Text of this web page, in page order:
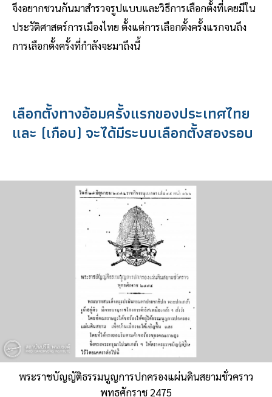
จึงอยากชวนกันมาสำรวจรูปแบบและวิธีการเลือกตั้งที่เคยมีใน
ประวัติศาสตร์การเมืองไทย ตั้งแต่การเลือกตั้งครั้งแรกจนถึง
การเลือกตั้งครั้งที่กำลังจะมาถึงนี้
เลือกตั้งทางอ้อมครั้งแรกของประเทศไทย
และ (เกือบ) จะได้มีระบบเลือกตั้งสองรอบ
พระราชบัญญัติธรรมนูญการปกครองแผ่นดินสยามชั่วคราว
พุทธศักราช 2475